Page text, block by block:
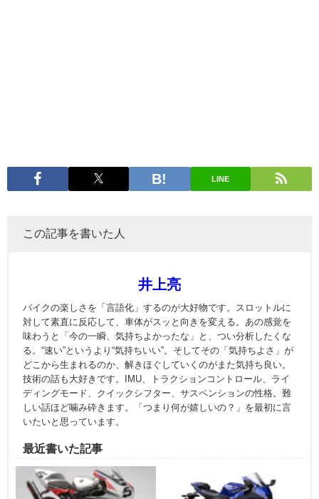
LINE
この記事を書いた人
井上亮
バイクの楽しさを「言語化」するのが大好物です。スロットルに
対して素直に反応して、車体がスッと向きを変える。あの感覚を
味わうと「今の一瞬、気持ちよかったな」と、つい分析したくな
る。“速い”というより“気持ちいい”。そしてその「気持ちよさ」が
どこから生まれるのか、解きほぐしていくのがまた気持ち良い。
技術の話も大好きです。IMU、トラクションコントロール、ライ
ディングモード、クイックシフター、サスペンションの性格。難
しい話ほど噛み砕きます。「つまり何が嬉しいの？」を最初に言
いたいと思っています。
最近書いた記事